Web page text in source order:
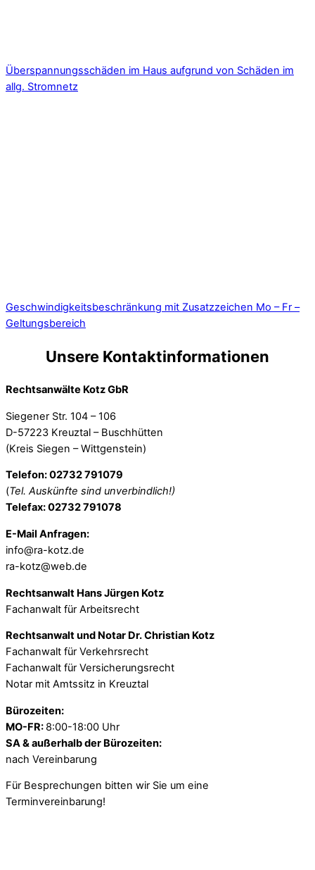
Überspannungsschäden im Haus aufgrund von Schäden im
allg. Stromnetz
Geschwindigkeitsbeschränkung mit Zusatzzeichen Mo – Fr –
Geltungsbereich
Unsere Kontaktinformationen
Rechtsanwälte Kotz GbR
Siegener Str. 104 – 106
D-57223 Kreuztal – Buschhütten
(Kreis Siegen – Wittgenstein)
Telefon: 02732 791079
(Tel. Auskünfte sind unverbindlich!)
Telefax: 02732 791078
E-Mail Anfragen:
info@ra-kotz.de
ra-kotz@web.de
Rechtsanwalt Hans Jürgen Kotz
Fachanwalt für Arbeitsrecht
Rechtsanwalt und Notar Dr. Christian Kotz
Fachanwalt für Verkehrsrecht
Fachanwalt für Versicherungsrecht
Notar mit Amtssitz in Kreuztal
Bürozeiten:
MO-FR: 8:00-18:00 Uhr
SA & außerhalb der Bürozeiten:
nach Vereinbarung
Für Besprechungen bitten wir Sie um eine
Terminvereinbarung!